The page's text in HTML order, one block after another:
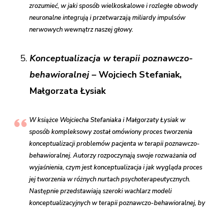
zrozumieć, w jaki sposób wielkoskalowe i rozległe obwody
neuronalne integrują i przetwarzają miliardy impulsów
nerwowych wewnątrz naszej głowy.
Konceptualizacja w terapii poznawczo-
behawioralnej– Wojciech Stefaniak,
Małgorzata Łysiak
W książce Wojciecha Stefaniaka i Małgorzaty Łysiak w
sposób kompleksowy został omówiony proces tworzenia
konceptualizacji problemów pacjenta w terapii poznawczo-
behawioralnej. Autorzy rozpoczynają swoje rozważania od
wyjaśnienia, czym jest konceptualizacja i jak wygląda proces
jej tworzenia w różnych nurtach psychoterapeutycznych.
Następnie przedstawiają szeroki wachlarz modeli
konceptualizacyjnych w terapii poznawczo-behawioralnej, by